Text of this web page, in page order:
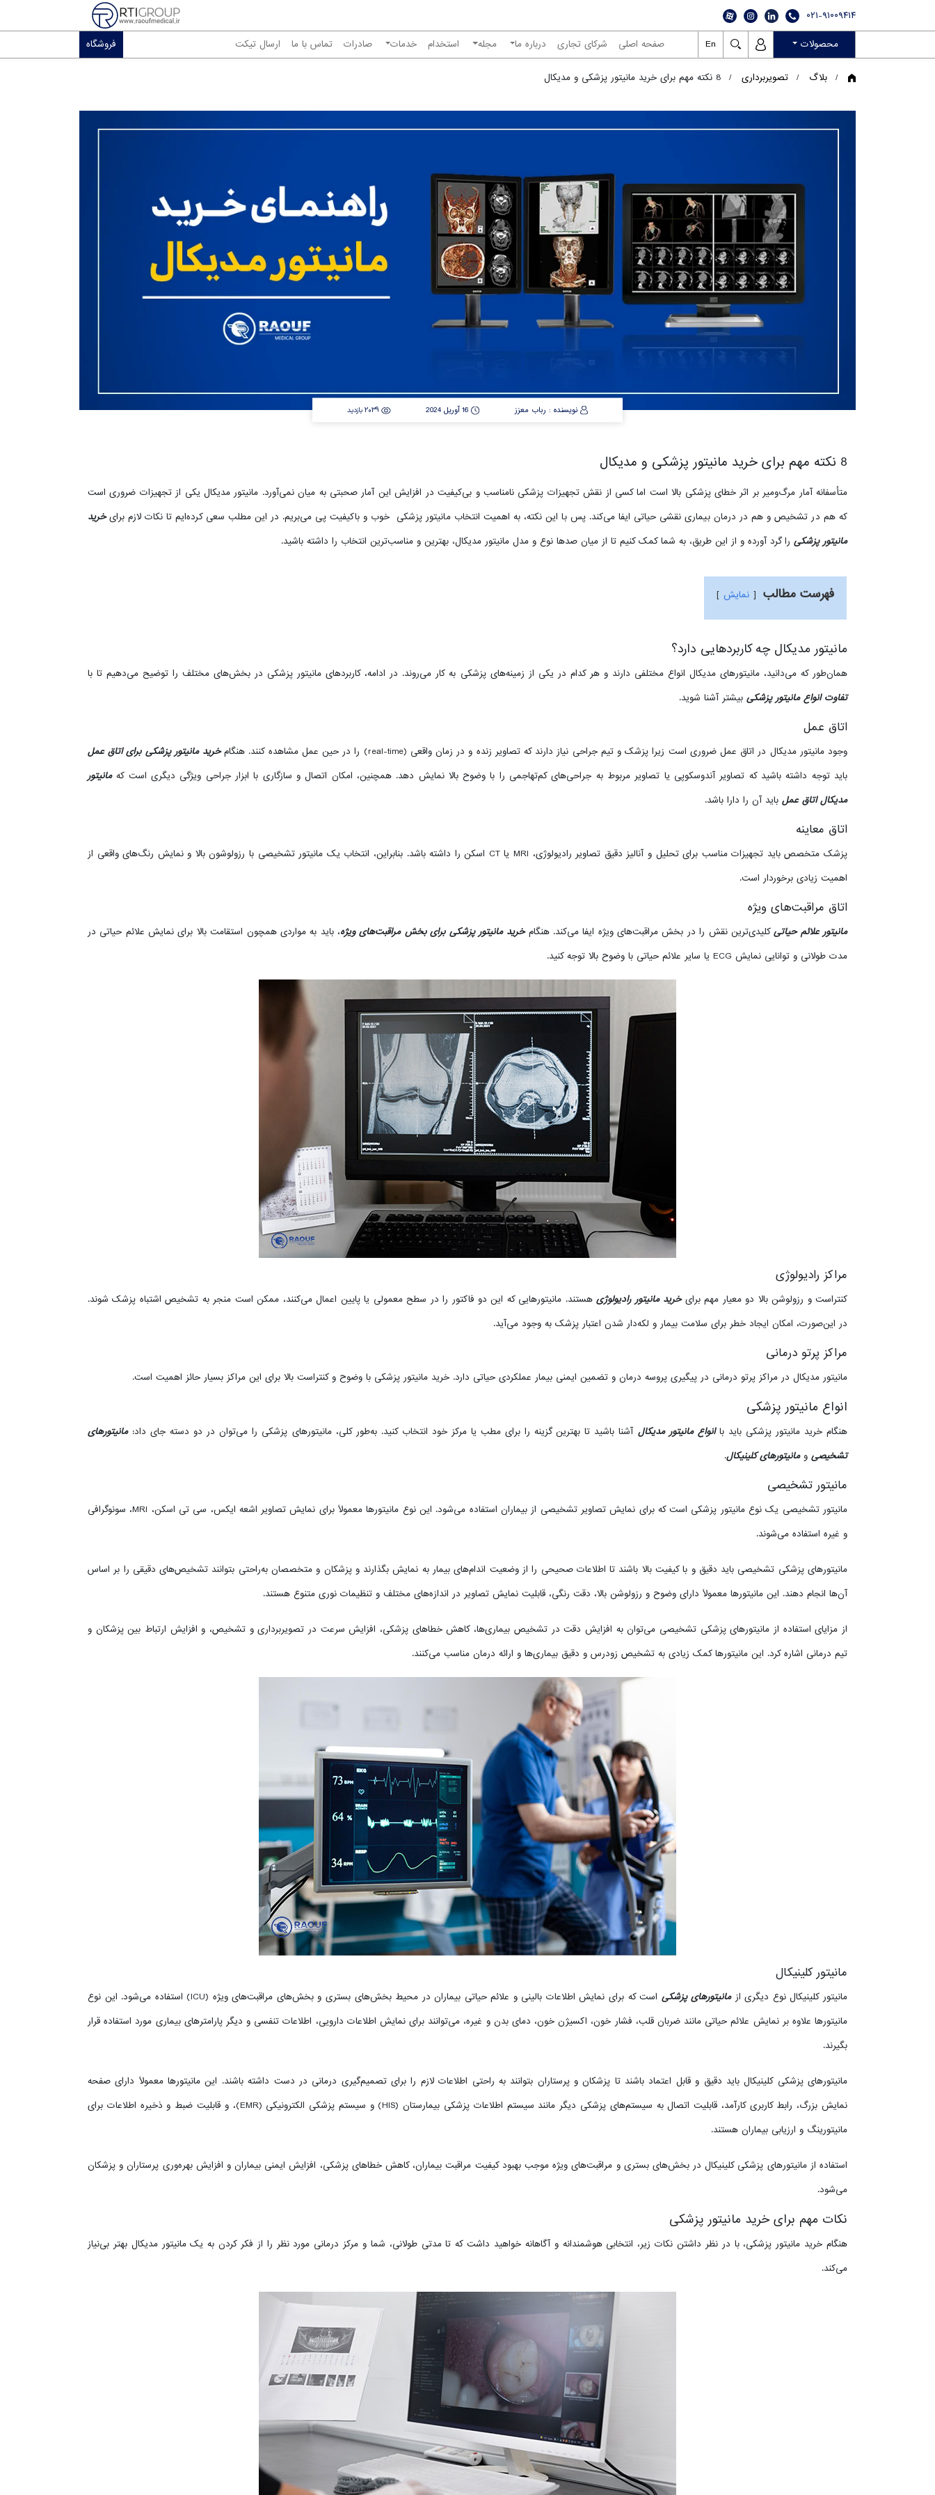
۰۲۱-۹۱۰۰۹۴۱۴
محصولات En صفحه اصلی شرکای تجاری درباره ما مجله استخدام خدمات صادرات تماس با ما ارسال تیکت فروشگاه
بلاگ تصویربرداری 8 نکته مهم برای خرید مانیتور پزشکی و مدیکال
نویسنده : رباب معزز 16 آوریل 2024 2039 بازدید
8 نکته مهم برای خرید مانیتور پزشکی و مدیکال
متأسفانه آمار مرگ‌ومیر بر اثر خطای پزشکی بالا است اما کسی از نقش تجهیزات پزشکی نامناسب و بی‌کیفیت در افزایش این آمار صحبتی به میان نمی‌آورد. مانیتور مدیکال یکی از تجهیزات ضروری است
که هم در تشخیص و هم در درمان بیماری نقشی حیاتی ایفا می‌کند. پس با این نکته، به اهمیت انتخاب مانیتور پزشکی خوب و باکیفیت پی می‌بریم. در این مطلب سعی کرده‌ایم تا نکات لازم برایخرید
مانیتور پزشکی را گرد آورده و از این طریق، به شما کمک کنیم تا از میان صدها نوع و مدل مانیتور مدیکال، بهترین و مناسب‌ترین انتخاب را داشته باشید.
فهرست مطالب نمایش
مانیتور مدیکال چه کاربردهایی دارد؟
همان‌طور که می‌دانید، مانیتورهای مدیکال انواع مختلفی دارند و هر کدام در یکی از زمینه‌های پزشکی به کار می‌روند. در ادامه، کاربردهای مانیتور پزشکی در بخش‌های مختلف را توضیح می‌دهیم تا با
تفاوت انواع مانیتور پزشکی بیشتر آشنا شوید.
اتاق عمل
وجود مانیتور مدیکال در اتاق عمل ضروری است زیرا پزشک و تیم جراحی نیاز دارند که تصاویر زنده و در زمان واقعی (real-time) را در حین عمل مشاهده کنند. هنگام
خرید مانیتور پزشکی برای اتاق عمل
باید توجه داشته باشید که تصاویر آندوسکوپی یا تصاویر مربوط به جراحی‌های کم‌تهاجمی را با وضوح بالا نمایش دهد. همچنین، امکان اتصال و سازگاری با ابزار جراحی ویژگی دیگری است کهمانیتور
مدیکال اتاق عمل باید آن را دارا باشد.
اتاق معاینه
پزشک متخصص باید تجهیزات مناسب برای تحلیل و آنالیز دقیق تصاویر رادیولوژی، MRI یا CT اسکن را داشته باشد. بنابراین، انتخاب یک مانیتور تشخیصی با رزولوشون بالا و نمایش رنگ‌های واقعی از
اهمیت زیادی برخوردار است.
اتاق مراقبت‌های ویژه
مانیتور علائم حیاتیکلیدی‌ترین نقش را در بخش مراقبت‌های ویژه ایفا می‌کند. هنگامخرید مانیتور پزشکی برای بخش مراقبت‌های ویژه، باید به مواردی همچون استقامت بالا برای نمایش علائم حیاتی در
مدت طولانی و توانایی نمایش ECG یا سایر علائم حیاتی با وضوح بالا توجه کنید.
مراکز رادیولوژی
کنتراست و رزولوشن بالا دو معیار مهم برایخرید مانیتور رادیولوژیهستند. مانیتورهایی که این دو فاکتور را در سطح معمولی یا پایین اعمال می‌کنند، ممکن است منجر به تشخیص اشتباه پزشک شوند.
در این‌صورت، امکان ایجاد خطر برای سلامت بیمار و لکه‌دار شدن اعتبار پزشک به وجود می‌آید.
مراکز پرتو درمانی
مانیتور مدیکال در مراکز پرتو درمانی در پیگیری پروسه درمان و تضمین ایمنی بیمار عملکردی حیاتی دارد. خرید مانیتور پزشکی با وضوح و کنتراست بالا برای این مراکز بسیار حائز اهمیت است.
انواع مانیتور پزشکی
هنگام خرید مانیتور پزشکی باید باانواع مانیتور مدیکال آشنا باشید تا بهترین گزینه را برای مطب یا مرکز خود انتخاب کنید. به‌طور کلی، مانیتورهای پزشکی را می‌توان در دو دسته جای داد:مانیتورهای
تشخیصی ومانیتورهای کلینیکال.
مانیتور تشخیصی
مانیتور تشخیصی یک نوع مانیتور پزشکی است که برای نمایش تصاویر تشخیصی از بیماران استفاده می‌شود. این نوع مانیتورها معمولاً برای نمایش تصاویر اشعه ایکس، سی تی اسکن، MRI، سونوگرافی
و غیره استفاده می‌شوند.
مانیتورهای پزشکی تشخیصی باید دقیق و با کیفیت بالا باشند تا اطلاعات صحیحی را از وضعیت اندام‌های بیمار به نمایش بگذارند و پزشکان و متخصصان به‌راحتی بتوانند تشخیص‌های دقیقی را بر اساس
آن‌ها انجام دهند. این مانیتورها معمولاً دارای وضوح و رزولوشن بالا، دقت رنگی، قابلیت نمایش تصاویر در اندازه‌های مختلف و تنظیمات نوری متنوع هستند.
از مزایای استفاده از مانیتورهای پزشکی تشخیصی می‌توان به افزایش دقت در تشخیص بیماری‌ها، کاهش خطاهای پزشکی، افزایش سرعت در تصویربرداری و تشخیص، و افزایش ارتباط بین پزشکان و
تیم درمانی اشاره کرد. این مانیتورها کمک زیادی به تشخیص زودرس و دقیق بیماری‌ها و ارائه درمان مناسب می‌کنند.
مانیتور کلینیکال
مانیتور کلینیکال نوع دیگری ازمانیتورهای پزشکی
است که برای نمایش اطلاعات بالینی و علائم حیاتی بیماران در محیط بخش‌های بستری و بخش‌های مراقبت‌های ویژه (ICU) استفاده می‌شود. این نوع
مانیتورها علاوه بر نمایش علائم حیاتی مانند ضربان قلب، فشار خون، اکسیژن خون، دمای بدن و غیره، می‌توانند برای نمایش اطلاعات دارویی، اطلاعات تنفسی و دیگر پارامترهای بیماری مورد استفاده قرار
بگیرند.
مانیتورهای پزشکی کلینیکال باید دقیق و قابل اعتماد باشند تا پزشکان و پرستاران بتوانند به راحتی اطلاعات لازم را برای تصمیم‌گیری درمانی در دست داشته باشند. این مانیتورها معمولاً دارای صفحه
نمایش بزرگ، رابط کاربری کارآمد، قابلیت اتصال به سیستم‌های پزشکی دیگر مانند سیستم اطلاعات پزشکی بیمارستان (HIS) و سیستم پزشکی الکترونیکی (EMR)، و قابلیت ضبط و ذخیره اطلاعات برای
مانیتورینگ و ارزیابی بیماران هستند.
استفاده از مانیتورهای پزشکی کلینیکال در بخش‌های بستری و مراقبت‌های ویژه موجب بهبود کیفیت مراقبت بیماران، کاهش خطاهای پزشکی، افزایش ایمنی بیماران و افزایش بهره‌وری پرستاران و پزشکان
می‌شود.
نکات مهم برای خرید مانیتور پزشکی
هنگام خرید مانیتور پزشکی، با در نظر داشتن نکات زیر، انتخابی هوشمندانه و آگاهانه خواهید داشت که تا مدتی طولانی، شما و مرکز درمانی مورد نظر را از فکر کردن به یک مانیتور مدیکال بهتر بی‌نیاز
می‌کند.